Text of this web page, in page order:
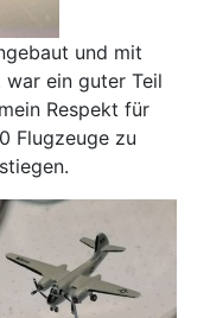
und mit
ein guter Teil
Respekt für
Flugzeuge zu